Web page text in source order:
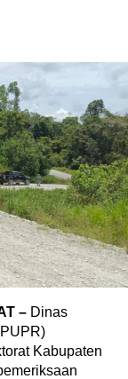
– Dinas
Kabupaten